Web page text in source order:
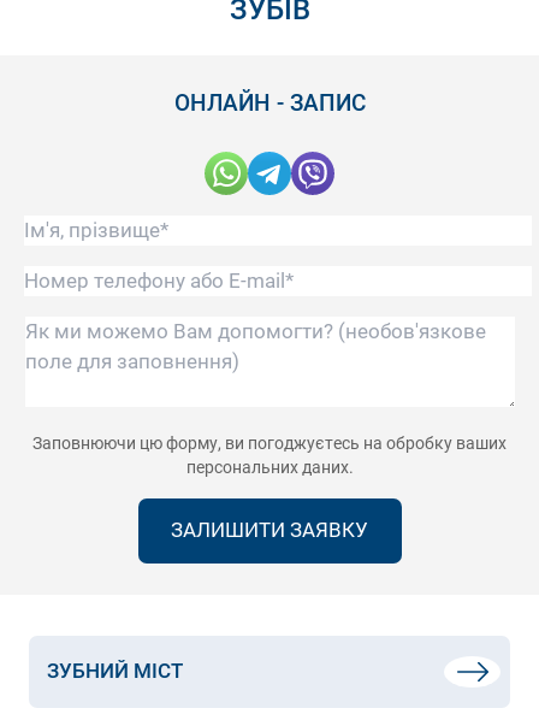
ЗУБІВ
ОНЛАЙН - ЗАПИС
Посилання скопійовано
Ім'я, прізвище*
Номер телефону або E-mail*
Як ми можемо Вам допомогти?
Заповнюючи цю форму, ви погоджуєтесь на обробку ваших
персональних даних.
ЗУБНИЙ МІСТ